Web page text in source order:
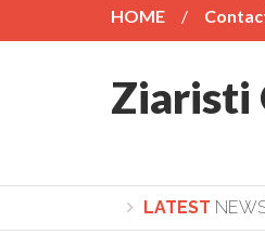
HOME
Ziaristi
LATEST